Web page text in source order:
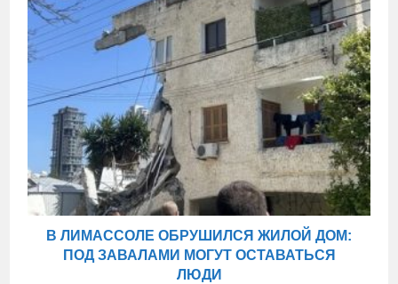
В ЛИМАССОЛЕ ОБРУШИЛСЯ ЖИЛОЙ ДОМ:
ПОД ЗАВАЛАМИ МОГУТ ОСТАВАТЬСЯ
ЛЮДИ